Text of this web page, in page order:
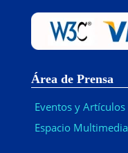
Área de Prensa
Eventos y Artículos
Espacio Multimedia